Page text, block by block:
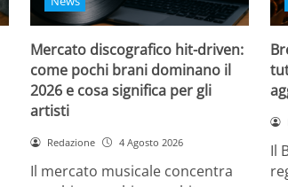
Mercato discografico hit-driven:
come pochi brani dominano il
2026 e cosa significa per gli
artisti
Redazione 4 Agosto 2026
Il mercato musicale concentra
Il